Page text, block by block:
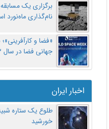
برگزاری یک
نام‌گذاری ماه‌نورد
«فضا و
جهانی فضا در سال ۲۰۲۳
اخبار ایران
طلوع یک ستاره
خورشید